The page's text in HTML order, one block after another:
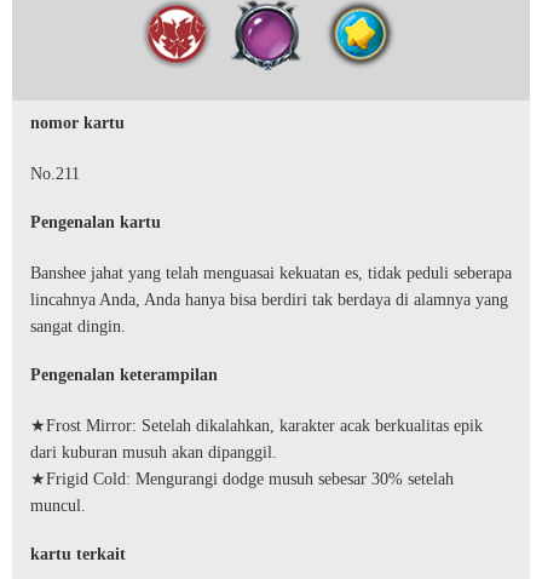
nomor kartu
No.211
Pengenalan kartu
Banshee jahat yang telah menguasai kekuatan es, tidak peduli seberapa
lincahnya Anda, Anda hanya bisa berdiri tak berdaya di alamnya yang
sangat dingin.
Pengenalan keterampilan
★Frost Mirror: Setelah dikalahkan, karakter acak berkualitas epik
dari kuburan musuh akan dipanggil.
★Frigid Cold: Mengurangi dodge musuh sebesar 30% setelah
muncul.
kartu terkait